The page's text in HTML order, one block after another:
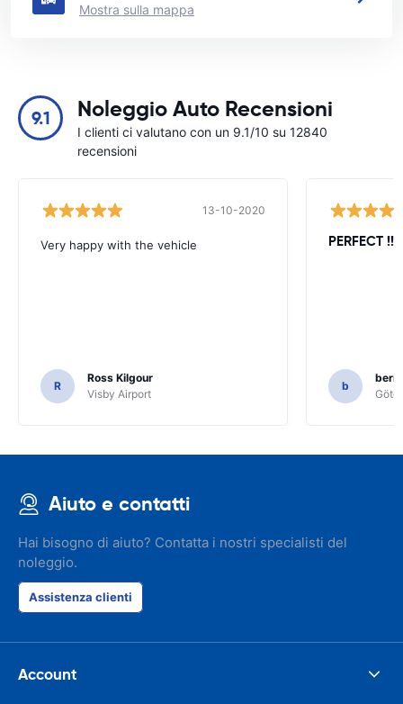
Mostra sulla mappa
9.1 Noleggio Auto Recensioni
I clienti ci valutano con un 9.1/10 su 12840
recensioni
13-10-2020
Very happy with the vehicle
R
Ross Kilgour
Visby Airport
PERFECT
b
Aiuto e contatti
Hai bisogno di aiuto? Contatta i nostri specialisti del
noleggio.
Assistenza clienti
Account